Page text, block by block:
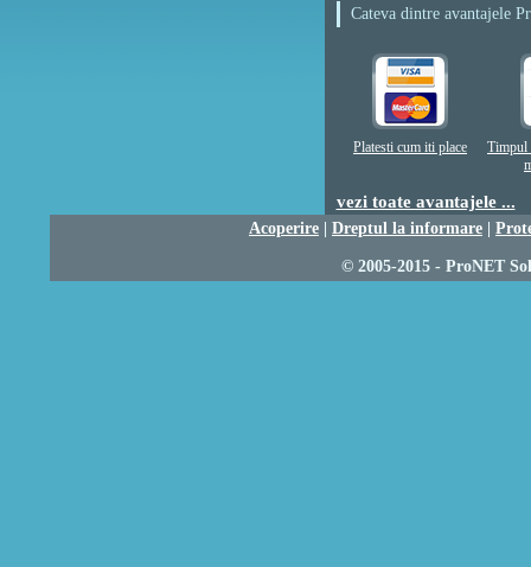
Cateva dintre avantajele
Platesti cum iti place
Timpul
vezi toate avantajele ...
Acoperire Dreptul la informare
© 2005-2015 - ProNET